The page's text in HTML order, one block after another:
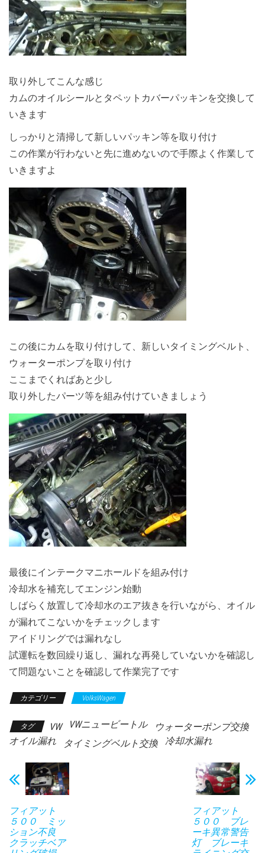
取り外してこんな感じ
カムのオイルシールとタペットカバーパッキンを交換して
いきます
しっかりと清掃して新しいパッキン等を取り付け
この作業が行わないと先に進めないので手際よく作業して
いきますよ
この後にカムを取り付けして、新しいタイミングベルト、
ウォーターポンプを取り付け
ここまでくればあと少し
取り外したパーツ等を組み付けていきましょう
最後にインテークマニホールドを組み付け
冷却水を補充してエンジン始動
しばらく放置して冷却水のエア抜きを行いながら、オイル
が漏れてこないかをチェックします
アイドリングでは漏れなし
試運転を数回繰り返し、漏れな再発していないかを確認し
て問題ないことを確認して作業完了です
カテゴリー VolksWagen
タグ VW VWニュービートル
ウォーターポンプ交換
オイル漏れ
タイミングベルト交換 冷却水漏れ
フィアット
５００ ミッ
ション不良
クラッチベア
フィアット
５００ ブレ
ーキ異常警告
灯 ブレーキ